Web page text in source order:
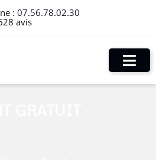
: 07.56.78.02.30
avis